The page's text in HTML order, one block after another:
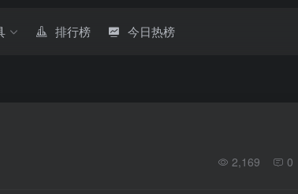
排行榜 今日热榜
2,169 0